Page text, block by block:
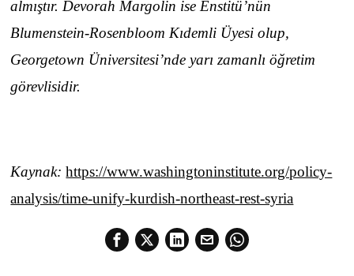
almıştır. Devorah Margolin ise Enstitü’nün
Blumenstein-Rosenbloom Kıdemli Üyesi olup,
Georgetown Üniversitesi’nde yarı zamanlı öğretim
görevlisidir.
Kaynak:https://www.washingtoninstitute.org/policy-
analysis/time-unify-kurdish-northeast-rest-syria